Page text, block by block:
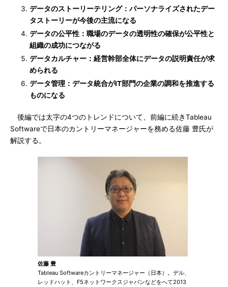
データのストーリーテリング：パーソナライズされたデー
タストーリーが今後の主流になる
データの公平性：職場のデータの透明性の確保が公平性と
組織の成功につながる
データカルチャー：経営幹部全体にデータの説明責任が求
められる
データ管理：データ統合がIT部門の企業の調和を推進する
ものになる
後編では太字の4つのトレンドについて、前編に続きTableau
Softwareで日本のカントリーマネージャーを務める佐藤 豊氏が
解説する。
佐藤 豊
Tableau Softwareカントリーマネージャー（日本）。デル、
レッドハット、F5ネットワークスジャパンなどをへて2013